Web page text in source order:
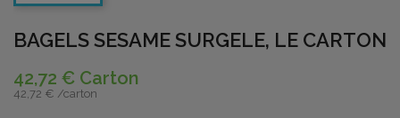
BAGELS SESAME SURGELE, LE CARTON
42,72 € Carton
42,72 € /carton